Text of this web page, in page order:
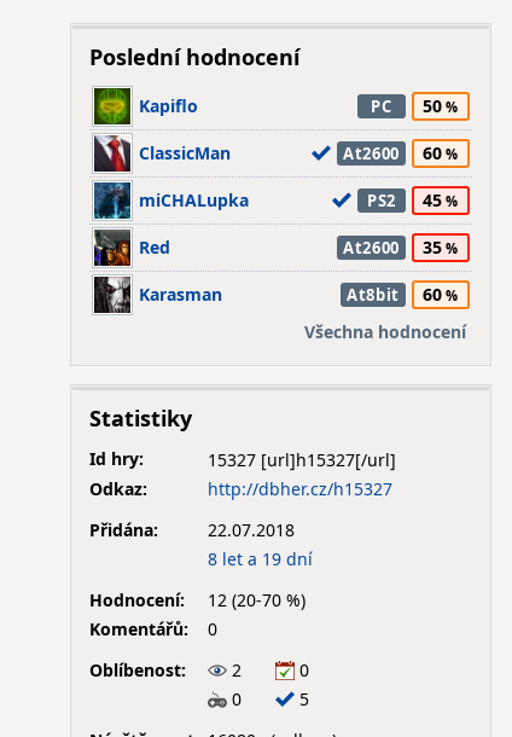
Poslední hodnocení
Kapiflo PC 50
ClassicMan At2600 60
miCHALupka PS2 45
Red At2600 35
Karasman At8bit
60
Všechna hodnocení
Statistiky
Id hry:
15327
Odkaz:
http://dbher.cz/h15327
Přidána:
22.07.2018
8 let a 19 dní
Hodnocení:
12 (20-70 %)
Komentářů:
0
Oblíbenost:
2
0
0
5